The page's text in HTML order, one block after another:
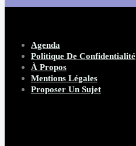
Agenda
Politique De Confidentialité
À Propos
Mentions Légales
Proposer Un Sujet